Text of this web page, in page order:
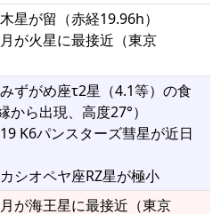
星が留（赤経19.96h）
が火星に最接近（東京
ずがめ座τ2星（4.1等）の食
から出現、高度27°）
K6パンスターズ彗星が近日
シオペヤ座RZ星が極小
が海王星に最接近（東京